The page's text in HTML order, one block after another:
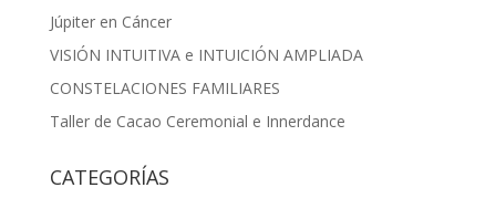
Júpiter en Cáncer
VISIÓN INTUITIVA e INTUICIÓN AMPLIADA
CONSTELACIONES FAMILIARES
Taller de Cacao Ceremonial e Innerdance
CATEGORÍAS